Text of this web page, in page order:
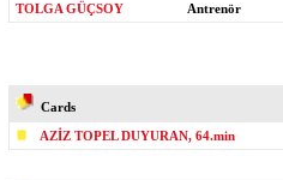
TOLGA GÜÇSOY
Antrenör
Cards
AZİZ TOPEL DUYURAN, 64.min